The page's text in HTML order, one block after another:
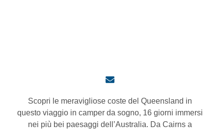
Scopri le meravigliose coste del Queensland in
questo viaggio in camper da sogno, 16 giorni immersi
nei più bei paesaggi dell’Australia. Da Cairns a